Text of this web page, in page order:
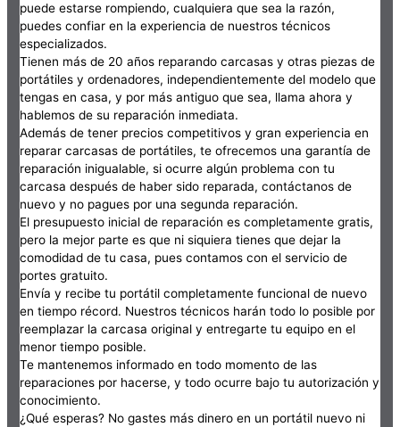
puede estarse rompiendo, cualquiera que sea la razón,
puedes confiar en la experiencia de nuestros técnicos
especializados.
Tienen más de 20 años reparando carcasas y otras piezas de
portátiles y ordenadores, independientemente del modelo que
tengas en casa, y por más antiguo que sea, llama ahora y
hablemos de su reparación inmediata.
Además de tener precios competitivos y gran experiencia en
reparar carcasas de portátiles, te ofrecemos una garantía de
reparación inigualable, si ocurre algún problema con tu
carcasa después de haber sido reparada, contáctanos de
nuevo y no pagues por una segunda reparación.
El presupuesto inicial de reparación es completamente gratis,
pero la mejor parte es que ni siquiera tienes que dejar la
comodidad de tu casa, pues contamos con el servicio de
portes gratuito.
Envía y recibe tu portátil completamente funcional de nuevo
en tiempo récord. Nuestros técnicos harán todo lo posible por
reemplazar la carcasa original y entregarte tu equipo en el
menor tiempo posible.
Te mantenemos informado en todo momento de las
reparaciones por hacerse, y todo ocurre bajo tu autorización y
conocimiento.
¿Qué esperas? No gastes más dinero en un portátil nuevo ni